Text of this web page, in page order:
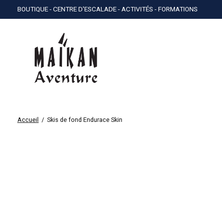
BOUTIQUE - CENTRE D'ESCALADE - ACTIVITÉS - FORMATIONS
Accueil / Skis de fond Endurace Skin